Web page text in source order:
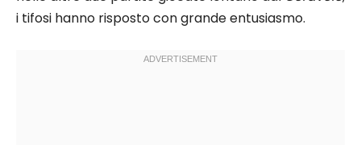
i tifosi hanno risposto con grande entusiasmo.